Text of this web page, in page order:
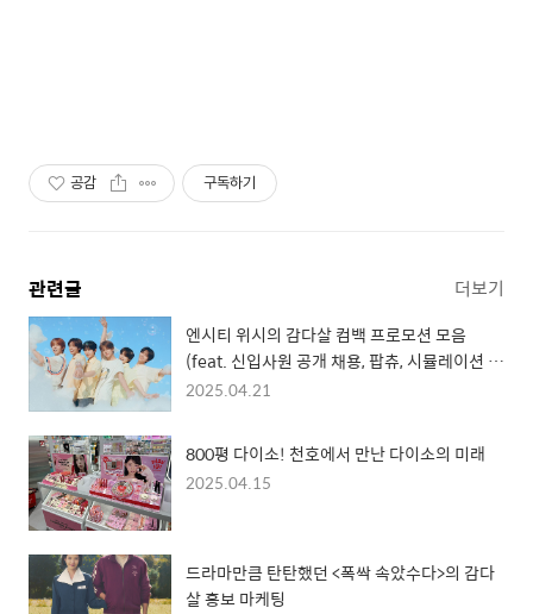
공감 구독하기
관련글 더보기
엔시티 위시의 감다살 컴백 프로모션 모음
(feat. 신입사원 공개 채용, 팝츄, 시뮬레이션 챗
봇)
2025.04.21
800평 다이소! 천호에서 만난 다이소의 미래
2025.04.15
드라마만큼 탄탄했던 <폭싹 속았수다>의 감다
살 홍보 마케팅